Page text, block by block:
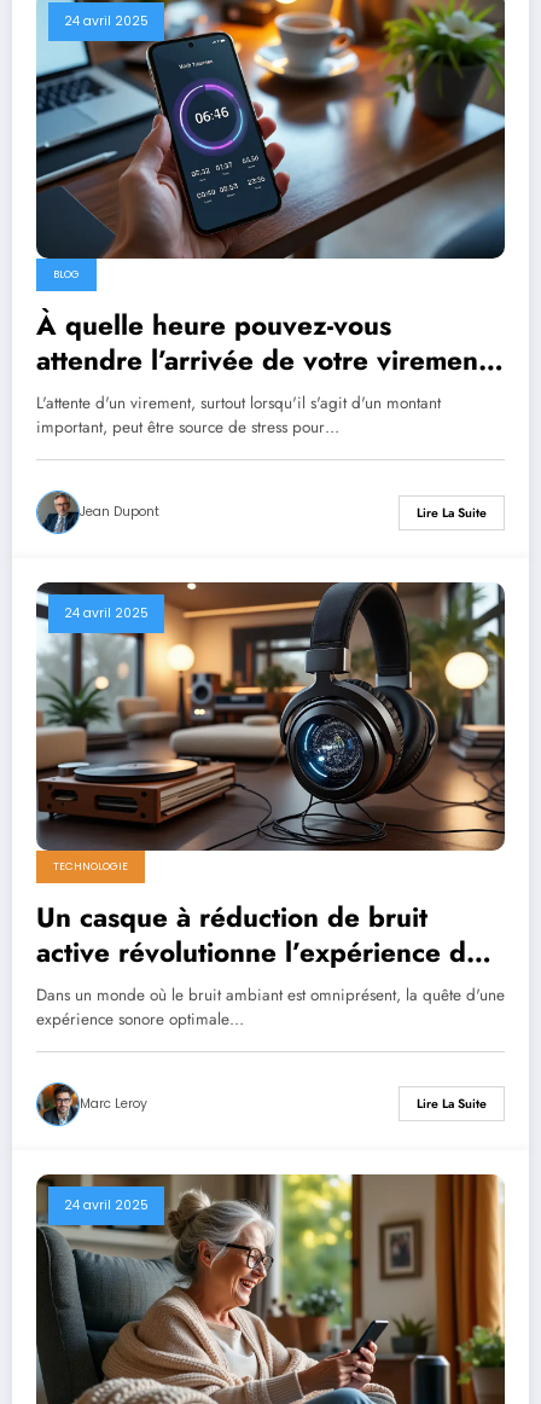
24 avril 2025
BLOG
À quelle heure pouvez-vous
attendre l’arrivée de votre virement
sur votre compte ?
L'attente d'un virement, surtout lorsqu'il s'agit d'un montant
important, peut être source de stress pour…
Jean Dupont Lire La Suite
24 avril 2025
TECHNOLOGIE
Un casque à réduction de bruit
active révolutionne l’expérience des
audiophiles exigeants
Dans un monde où le bruit ambiant est omniprésent, la quête d'une
expérience sonore optimale…
Marc Leroy Lire La Suite
24 avril 2025